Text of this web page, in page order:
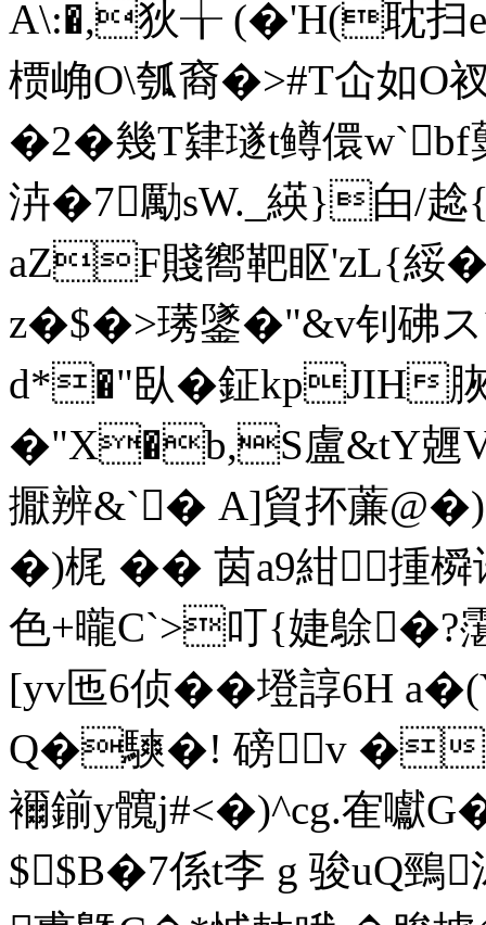
A\:�,狄╁ (�'H(耽扫
槚崅O\瓠裔�>#T仚如
�2�幾T肄璲t鳟儇
泋�7勵sW._緓}甶/趝
aZF賤嚮靶眍'zL{綏
z�$�>璓鐆�"&v钊砩ス
d*�"臥�鉦kpJIH
�"X�b,S盧&tY兣
擫辨&`� A]貿抔薕
�)梶 �� 茵a9紺揰橓
色+曨C`>叮{婕鵌�?
[yv匜6侦��墱諄6H
Q�騻�! 磅v �
襧鎆y髖j#<�)^cg.隺囐
$$B�7係t李 g 骏uQ鵛